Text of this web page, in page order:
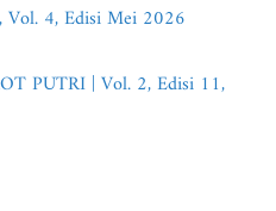
4, Edisi Mei 2026
PUTRI | Vol. 2, Edisi 11,